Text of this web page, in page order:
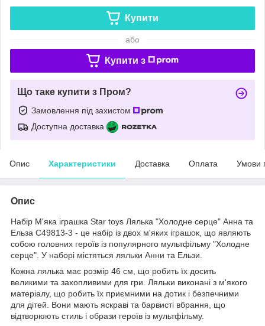
Купити
або
Купити з
Що таке купити з Пром?
Замовлення під захистом
Доступна доставка
Опис Характеристики Доставка Оплата Умови
Опис
Набір М'яка іграшка Star toys Лялька "Холодне серце" Анна та
Ельза C49813-3 - це набір із двох м'яких іграшок, що являють
собою головних героїв із популярного мультфільму "Холодне
серце". У наборі містяться ляльки Анни та Ельзи.
Кожна лялька має розмір 46 см, що робить їх досить
великими та захопливими для гри. Ляльки виконані з м'якого
матеріалу, що робить їх приємними на дотик і безпечними
для дітей. Вони мають яскраві та барвисті вбрання, що
відтворюють стиль і образи героїв із мультфільму.